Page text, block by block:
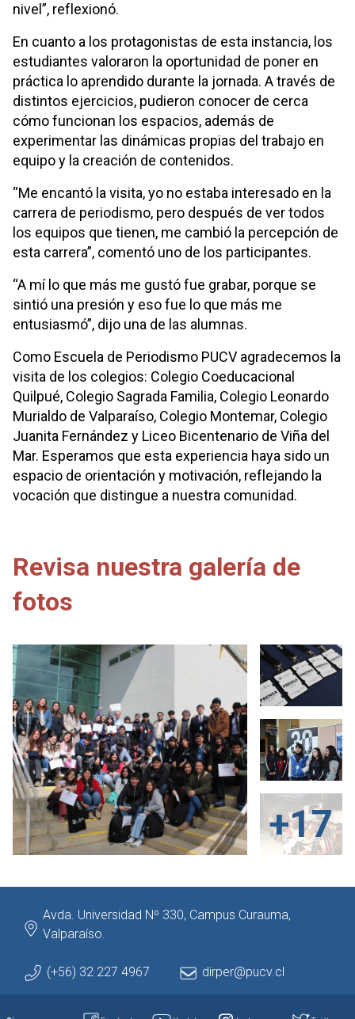
nivel”, reflexionó.
En cuanto a los protagonistas de esta instancia, los
estudiantes valoraron la oportunidad de poner en
práctica lo aprendido durante la jornada. A través de
distintos ejercicios, pudieron conocer de cerca
cómo funcionan los espacios, además de
experimentar las dinámicas propias del trabajo en
equipo y la creación de contenidos.
“Me encantó la visita, yo no estaba interesado en la
carrera de periodismo, pero después de ver todos
los equipos que tienen, me cambió la percepción de
esta carrera”, comentó uno de los participantes.
“A mí lo que más me gustó fue grabar, porque se
sintió una presión y eso fue lo que más me
entusiasmó”, dijo una de las alumnas.
Como Escuela de Periodismo PUCV agradecemos la
visita de los colegios: Colegio Coeducacional
Quilpué, Colegio Sagrada Familia, Colegio Leonardo
Murialdo de Valparaíso, Colegio Montemar, Colegio
Juanita Fernández y Liceo Bicentenario de Viña del
Mar. Esperamos que esta experiencia haya sido un
espacio de orientación y motivación, reflejando la
vocación que distingue a nuestra comunidad.
Revisa nuestra galería de
fotos
+17
Avda. Universidad Nº 330, Campus Curauma,
Valparaíso.
(+56) 32 227 4967 dirper@pucv.cl